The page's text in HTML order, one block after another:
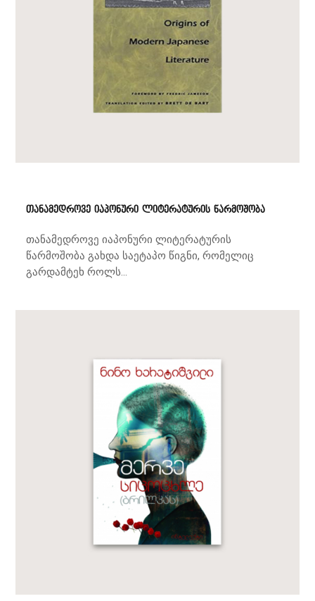
თანამედროვე იაპონური ლიტერატურის წარმოშობა
თანამედროვე იაპონური ლიტერატურის
წარმოშობა გახდა საეტაპო წიგნი, რომელიც
გარდამტეხ როლს...